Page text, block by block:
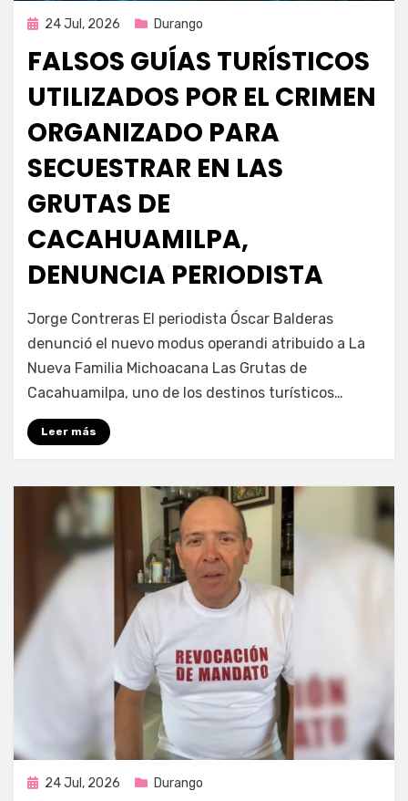
Publicada
24 Jul, 2026 Durango
FALSOS GUÍAS TURÍSTICOS
UTILIZADOS POR EL CRIMEN
ORGANIZADO PARA
SECUESTRAR EN LAS
GRUTAS DE
CACAHUAMILPA,
DENUNCIA PERIODISTA
Fernando Miranda Servín
Jorge Contreras El periodista Óscar Balderas
denunció el nuevo modus operandi atribuido a La
Nueva Familia Michoacana Las Grutas de
Cacahuamilpa, uno de los destinos turísticos…
Leer más
Publicada
24 Jul, 2026 Durango